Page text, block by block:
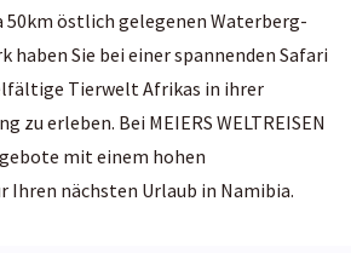
50km östlich gelegenen Waterberg-
Sie bei einer spannenden Safari
Tierwelt Afrikas in ihrer
zu erleben. Bei MEIERS WELTREISEN
mit einem hohen
Ihren nächsten Urlaub in Namibia.